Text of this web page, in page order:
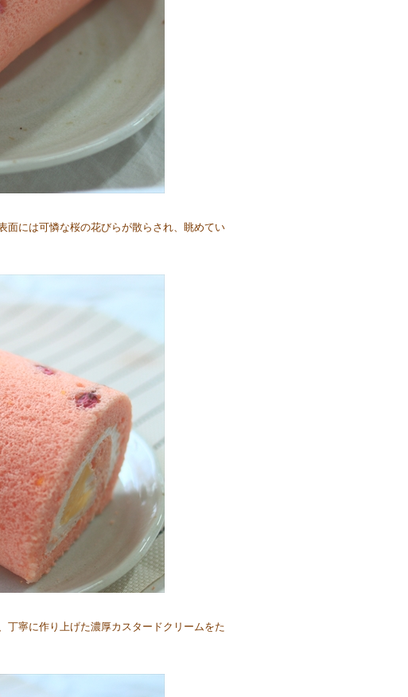
面には可憐な桜の花びらが散らされ、眺めてい
丁寧に作り上げた濃厚カスタードクリームをた